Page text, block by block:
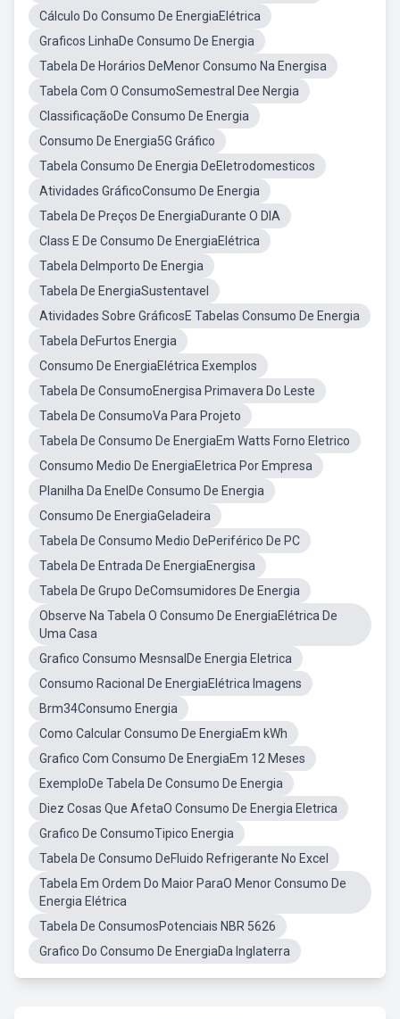
Cálculo Do Consumo De EnergiaElétrica
Graficos LinhaDe Consumo De Energia
Tabela De Horários DeMenor Consumo Na Energisa
Tabela Com O ConsumoSemestral Dee Nergia
ClassificaçãoDe Consumo De Energia
Consumo De Energia5G Gráfico
Tabela Consumo De Energia DeEletrodomesticos
Atividades GráficoConsumo De Energia
Tabela De Preços De EnergiaDurante O DIA
Class E De Consumo De EnergiaElétrica
Tabela DeImporto De Energia
Tabela De EnergiaSustentavel
Atividades Sobre GráficosE Tabelas Consumo De Energia
Tabela DeFurtos Energia
Consumo De EnergiaElétrica Exemplos
Tabela De ConsumoEnergisa Primavera Do Leste
Tabela De ConsumoVa Para Projeto
Tabela De Consumo De EnergiaEm Watts Forno Eletrico
Consumo Medio De EnergiaEletrica Por Empresa
Planilha Da EnelDe Consumo De Energia
Consumo De EnergiaGeladeira
Tabela De Consumo Medio DePeriférico De PC
Tabela De Entrada De EnergiaEnergisa
Tabela De Grupo DeComsumidores De Energia
Observe Na Tabela O Consumo De EnergiaElétrica De
Uma Casa
Grafico Consumo MesnsalDe Energia Eletrica
Consumo Racional De EnergiaElétrica Imagens
Brm34Consumo Energia
Como Calcular Consumo De EnergiaEm kWh
Grafico Com Consumo De EnergiaEm 12 Meses
ExemploDe Tabela De Consumo De Energia
Diez Cosas Que AfetaO Consumo De Energia Eletrica
Grafico De ConsumoTipico Energia
Tabela De Consumo DeFluido Refrigerante No Excel
Tabela Em Ordem Do Maior ParaO Menor Consumo De
Energia Elétrica
Tabela De ConsumosPotenciais NBR 5626
Grafico Do Consumo De EnergiaDa Inglaterra